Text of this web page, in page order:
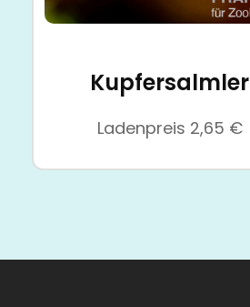
Kupfersalmler
Ladenpreis 2,65 €